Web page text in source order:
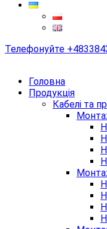
Телефонуйте
Головна
Продукція
Кабелі та